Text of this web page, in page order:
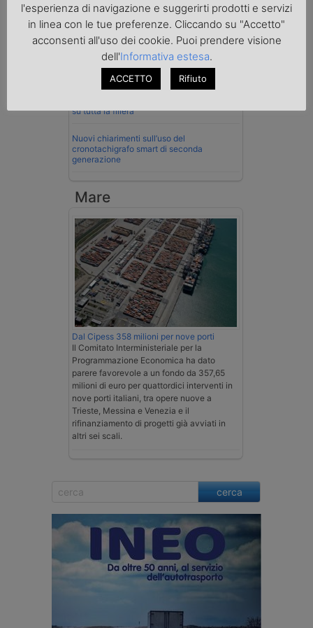
Cassazione conferma validità multe per
velocità col cronotachigrafo
La Cassazione conferma la qualifica di
spedizioniere-vettore
su tutta la filiera
Nuovi chiarimenti sull’uso del
cronotachigrafo smart di seconda
generazione
Mare
Dal Cipess 358 milioni per nove porti
Il Comitato Interministeriale per la
Programmazione Economica ha dato
parere favorevole a un fondo da 357,65
milioni di euro per quattordici interventi in
nove porti italiani, tra opere nuove a
Trieste, Messina e Venezia e il
rifinanziamento di progetti già avviati in
altri sei scali.
cerca
l'esperienza di navigazione e suggerirti prodotti e servizi
in linea con le tue preferenze. Cliccando su "Accetto"
acconsenti all'uso dei cookie. Puoi prendere visione
dell'Informativa estesa.
ACCETTO Rifiuto